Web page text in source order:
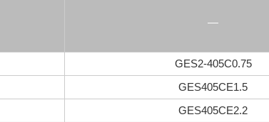
―
GES2-405C0.75
GES405CE1.5
GES405CE2.2